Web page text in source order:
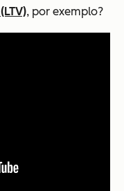
, por exemplo?